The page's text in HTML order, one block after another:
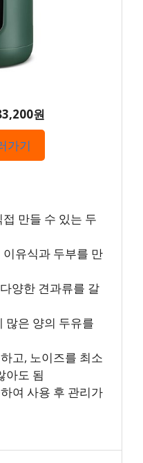
원
가기
만들 수 있는 두
유식과 두부를 만
양한 견과류를 갈
많은 양의 두유를
고, 노이즈를 최소
아도 됨
여 사용 후 관리가